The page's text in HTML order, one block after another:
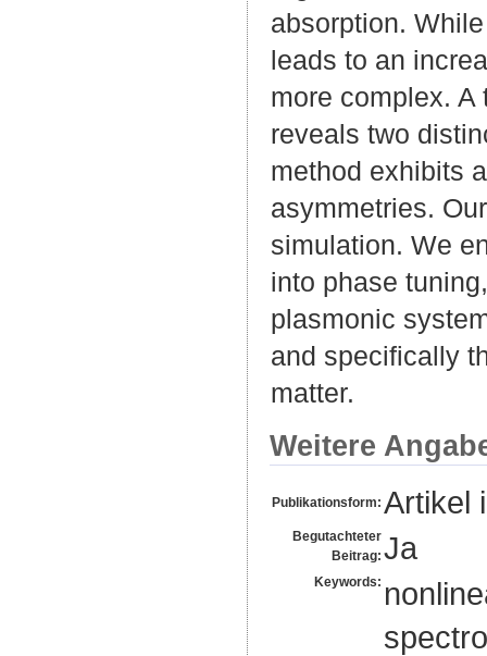
absorption.
leads to an
more complex.
reveals two
method exhibits
asymmetries.
simulation. We
into phase
plasmonic
and specifically
matter.
Weitere
Publikationsform: Artikel
Begutachteter
Beitrag: Ja
Keywords: